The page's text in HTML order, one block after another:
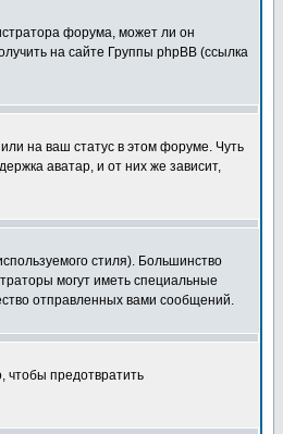
форума, может ли он
на сайте Группы phpBB (ссылка
на ваш статус в этом форуме. Чуть
аватар, и от них же зависит,
стиля). Большинство
могут иметь специальные
отправленных вами сообщений.
чтобы предотвратить